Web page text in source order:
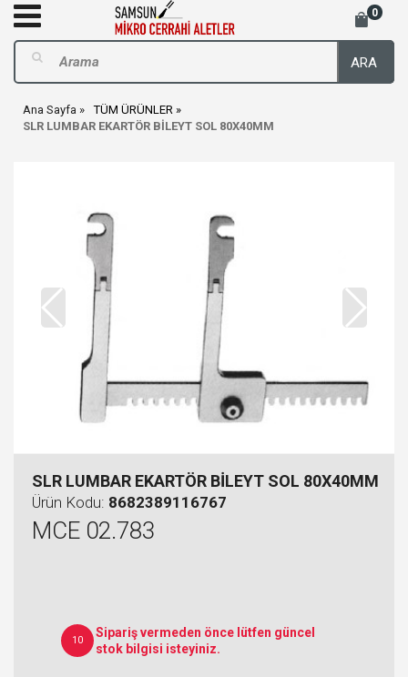
0
ARA
Ana Sayfa
TÜM ÜRÜNLER
SLR LUMBAR EKARTÖR BİLEYT SOL 80X40MM
SLR LUMBAR EKARTÖR BİLEYT SOL 80X40MM
Ürün Kodu: 8682389116767
MCE 02.783
10
Sipariş vermeden önce lütfen güncel
stok bilgisi isteyiniz.